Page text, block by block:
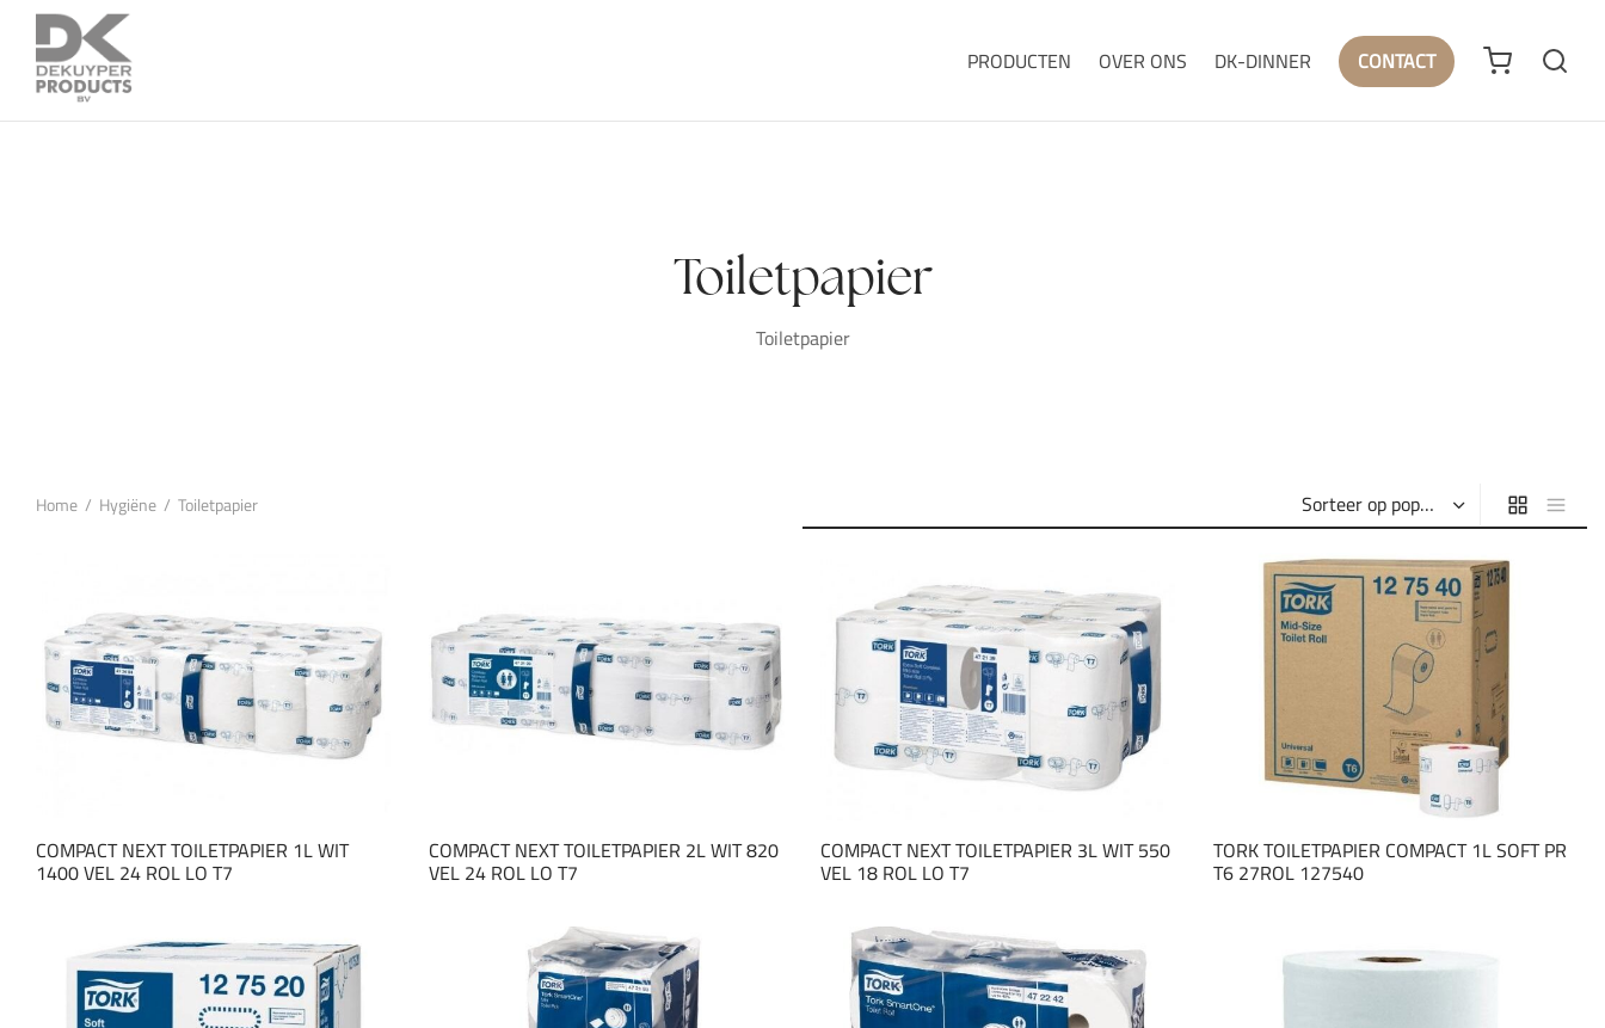
PRODUCTEN OVER ONS DK-DINNER CONTACT
Toiletpapier
Toiletpapier
Home / Hygiëne / Toiletpapier
COMPACT NEXT TOILETPAPIER 1L WIT
1400 VEL 24 ROL LO T7
COMPACT NEXT TOILETPAPIER 2L WIT 820
VEL 24 ROL LO T7
COMPACT NEXT TOILETPAPIER 3L WIT 550
VEL 18 ROL LO T7
TORK TOILETPAPIER COMPACT 1L SOFT PR
T6 27ROL 127540